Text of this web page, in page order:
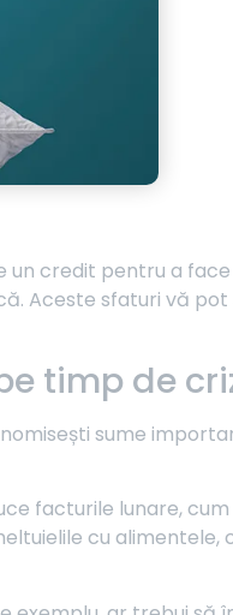
un credit pentru a
Aceste sfaturi vă pot
timp de
sume
facturile lunare,
cu alimentele,